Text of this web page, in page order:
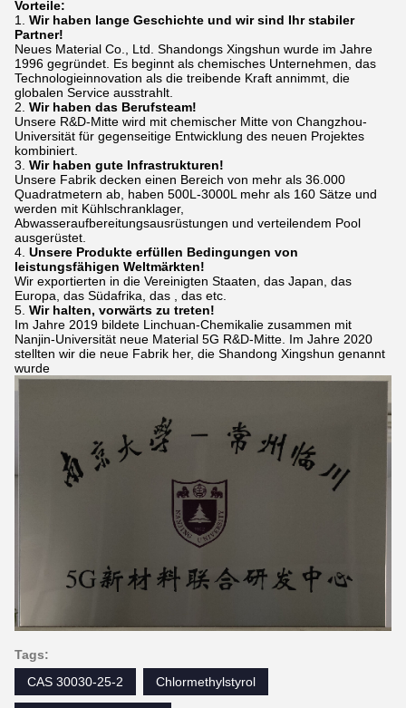
Vorteile:
1. Wir haben lange Geschichte und wir sind Ihr stabiler
Partner!
Neues Material Co., Ltd. Shandongs Xingshun wurde im Jahre
1996 gegründet. Es beginnt als chemisches Unternehmen, das
Technologieinnovation als die treibende Kraft annimmt, die
globalen Service ausstrahlt.
2. Wir haben das Berufsteam!
Unsere R&D-Mitte wird mit chemischer Mitte von Changzhou-
Universität für gegenseitige Entwicklung des neuen Projektes
kombiniert.
3. Wir haben gute Infrastrukturen!
Unsere Fabrik decken einen Bereich von mehr als 36.000
Quadratmetern ab, haben 500L-3000L mehr als 160 Sätze und
werden mit Kühlschranklager,
Abwasseraufbereitungsausrüstungen und verteilendem Pool
ausgerüstet.
4. Unsere Produkte erfüllen Bedingungen von
leistungsfähigen Weltmärkten!
Wir exportierten in die Vereinigten Staaten, das Japan, das
Europa, das Südafrika, das , das etc.
5. Wir halten, vorwärts zu treten!
Im Jahre 2019 bildete Linchuan-Chemikalie zusammen mit
Nanjin-Universität neue Material 5G R&D-Mitte. Im Jahre 2020
stellten wir die neue Fabrik her, die Shandong Xingshun genannt
wurde
Tags:
CAS 30030-25-2
Chlormethylstyrol